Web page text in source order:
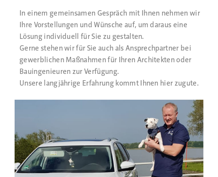
In einem gemeinsamen Gespräch mit Ihnen nehmen wir
Ihre Vorstellungen und Wünsche auf, um daraus eine
Lösung individuell für Sie zu gestalten.
Gerne stehen wir für Sie auch als Ansprechpartner bei
gewerblichen Maßnahmen für Ihren Architekten oder
Bauingenieuren zur Verfügung.
Unsere langjährige Erfahrung kommt Ihnen hier zugute.